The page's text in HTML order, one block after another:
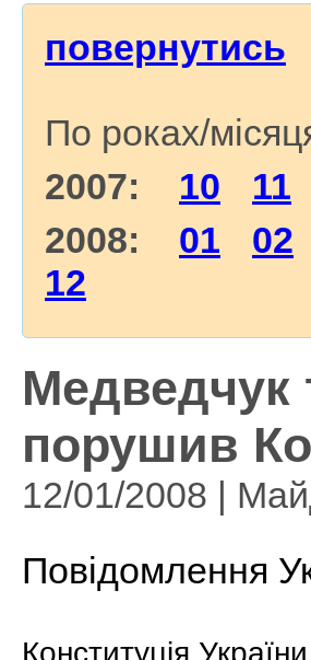
повернутись
По роках/
2007: 10 11
2008: 01 02
12
Медведчук
порушив
12/01/2008 |
Повідомлення
Конституція